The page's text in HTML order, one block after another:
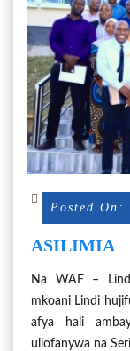
Posted On:
KATIKA
HUDUMA
Na WAF –
mkoani Lindi
afya hali
uliofanywa na